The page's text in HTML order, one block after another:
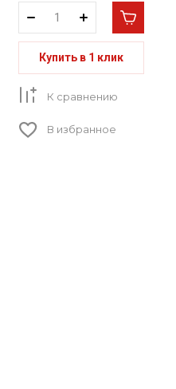
Купить в 1 клик
К сравнению
В избранное